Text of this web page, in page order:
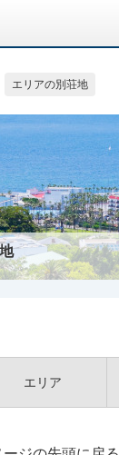
エリアの別荘地
エリア